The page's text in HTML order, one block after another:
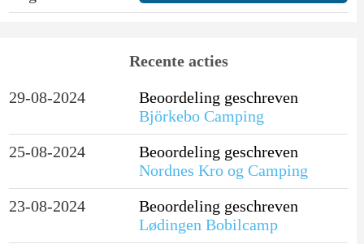
Recente acties
29-08-2024
Beoordeling geschreven
Björkebo Camping
25-08-2024
Beoordeling geschreven
Nordnes Kro og Camping
23-08-2024
Beoordeling geschreven
Lødingen Bobilcamp